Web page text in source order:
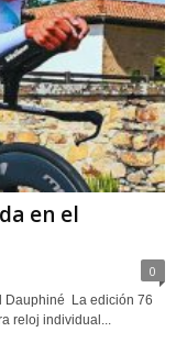
en el
0
Dauphiné La edición 76
reloj individual...